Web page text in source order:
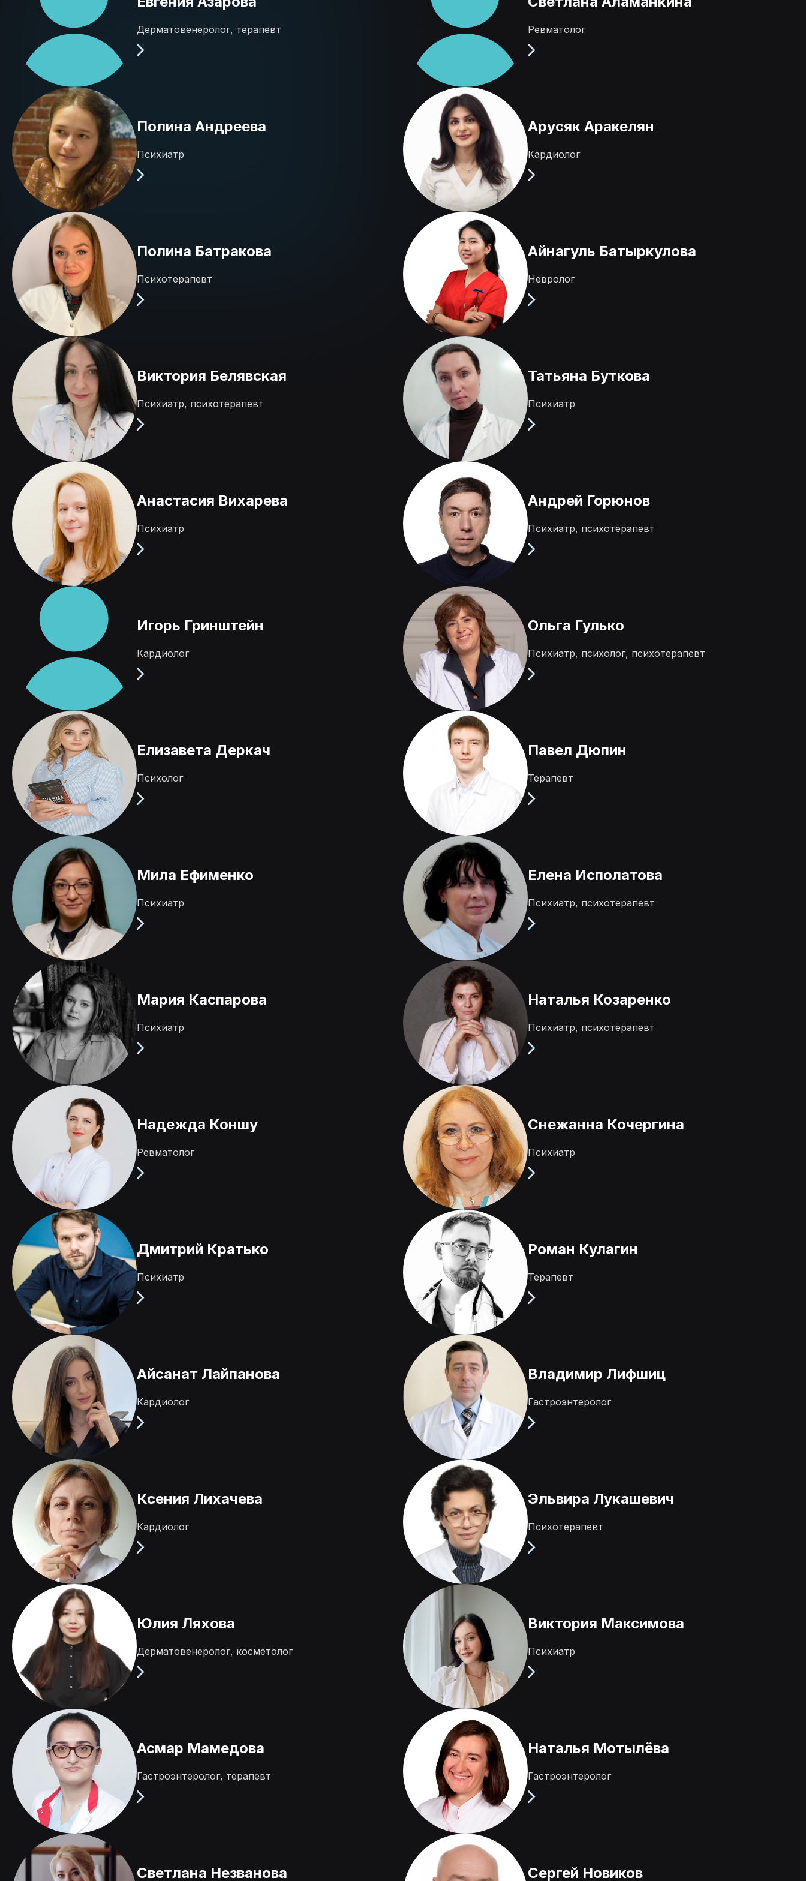
Дерматовенеролог, терапевт Ревматолог
Полина Андреева
Психиатр
Арусяк Аракелян
Кардиолог
Полина Батракова
Психотерапевт
Айнагуль Батыркулова
Невролог
Виктория Белявская
Психиатр, психотерапевт
Татьяна Буткова
Психиатр
Анастасия Вихарева
Психиатр
Андрей Горюнов
Психиатр, психотерапевт
Игорь Гринштейн
Кардиолог
Ольга Гулько
Психиатр, психолог, психотерапевт
Елизавета Деркач
Психолог
Павел Дюпин
Терапевт
Мила Ефименко
Психиатр
Елена Исполатова
Психиатр, психотерапевт
Мария Каспарова
Психиатр
Наталья Козаренко
Психиатр, психотерапевт
Надежда Коншу
Ревматолог
Снежанна Кочергина
Психиатр
Дмитрий Кратько
Психиатр
Роман Кулагин
Терапевт
Айсанат Лайпанова
Кардиолог
Владимир Лифшиц
Гастроэнтеролог
Ксения Лихачева
Кардиолог
Эльвира Лукашевич
Психотерапевт
Юлия Ляхова
Дерматовенеролог, косметолог
Виктория Максимова
Психиатр
Асмар Мамедова
Гастроэнтеролог, терапевт
Наталья Мотылёва
Гастроэнтеролог
Светлана Незванова Сергей Новиков